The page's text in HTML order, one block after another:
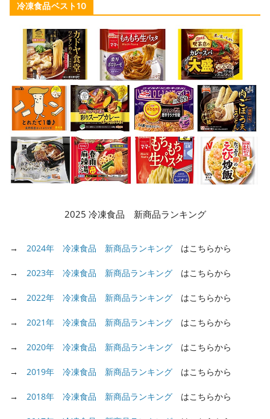
冷凍食品ベスト10
2025 冷凍食品 新商品ランキング
→ 2024年 冷凍食品 新商品ランキング はこちらから
→ 2023年 冷凍食品 新商品ランキング はこちらから
→ 2022年 冷凍食品 新商品ランキング はこちらから
→ 2021年 冷凍食品 新商品ランキング はこちらから
→ 2020年 冷凍食品 新商品ランキング はこちらから
→ 2019年 冷凍食品 新商品ランキング はこちらから
→ 2018年 冷凍食品 新商品ランキング はこちらから